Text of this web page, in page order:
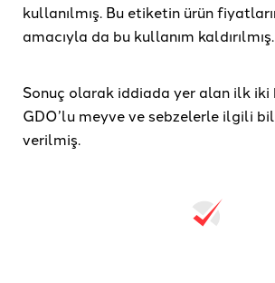
kullanılmış. Bu etiketin ürün
amacıyla da bu kullanım kaldırılmış.
Sonuç olarak iddiada yer alan ilk
GDO’lu meyve ve sebzelerle ilgili
verilmiş.